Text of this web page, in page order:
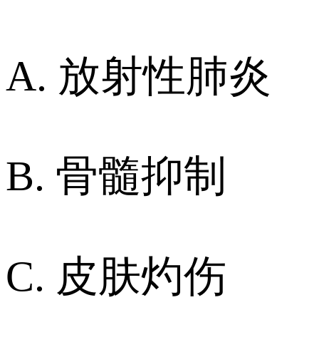
A. 放射性肺炎
B. 骨髓抑制
C. 皮肤灼伤